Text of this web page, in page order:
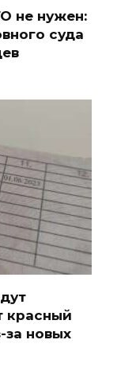
не нужен:
суда
красный
за новых